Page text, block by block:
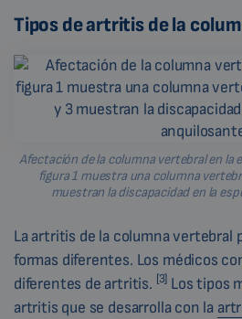
Tipos de artritis de la
Afectación de la columna vertebral en la
figura 1 muestra una columna
muestran la discapacidad en la
La artritis de la columna vertebral
formas diferentes. Los médicos
diferentes de artritis. [3] Los tipos
artritis que se desarrolla con la